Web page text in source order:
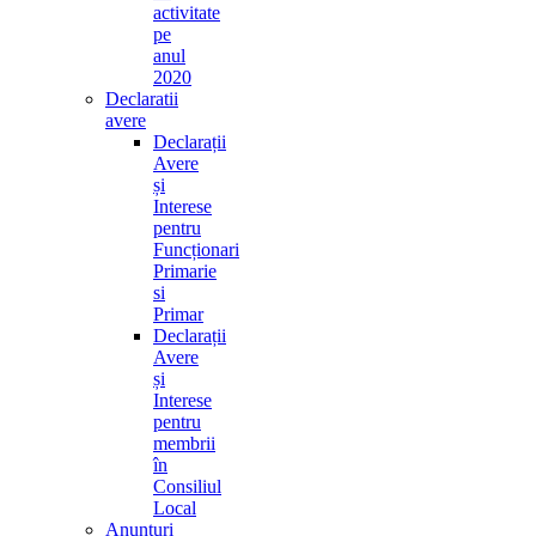
activitate
pe
anul
2020
Declaratii
avere
Declarații
Avere
și
Interese
pentru
Funcționari
Primarie
si
Primar
Declarații
Avere
și
Interese
pentru
membrii
în
Consiliul
Local
Anunturi